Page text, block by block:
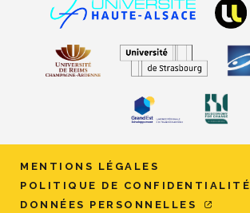
MENTIONS LÉGALES
POLITIQUE DE CONFIDENTIALITÉ
DONNÉES PERSONNELLES